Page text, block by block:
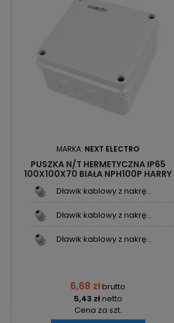
MARKA: NEXT ELECTRO
PUSZKA N/T HERMETYCZNA IP65
100X100X70 BIAŁA NPH100P HARRY
Dławik kablowy z nakrę...
Dławik kablowy z nakrę...
Dławik kablowy z nakrę...
6,68 złbrutto
5,43 złnetto
Cena za szt.